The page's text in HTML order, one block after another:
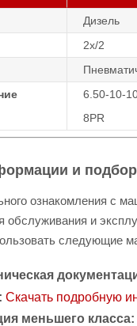
Дизель
2х/2
6.50-10-
8PR
и
ознакомления с
обслуживания и
следующие
Скачать подробную
меньшего класса: